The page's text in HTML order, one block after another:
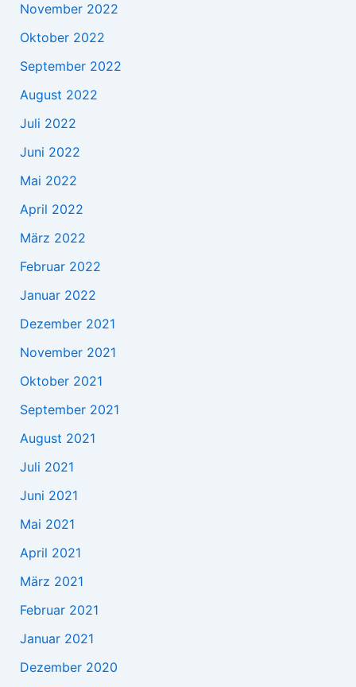
November 2022
Oktober 2022
September 2022
August 2022
Juli 2022
Juni 2022
Mai 2022
April 2022
März 2022
Februar 2022
Januar 2022
Dezember 2021
November 2021
Oktober 2021
September 2021
August 2021
Juli 2021
Juni 2021
Mai 2021
April 2021
März 2021
Februar 2021
Januar 2021
Dezember 2020